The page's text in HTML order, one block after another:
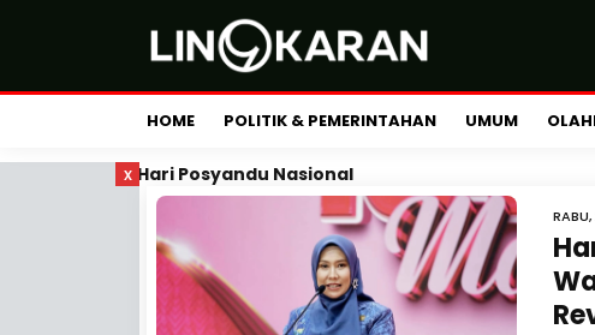
HOME POLITIK & PEMERINTAHAN UMUM
x Hari Posyandu Nasional